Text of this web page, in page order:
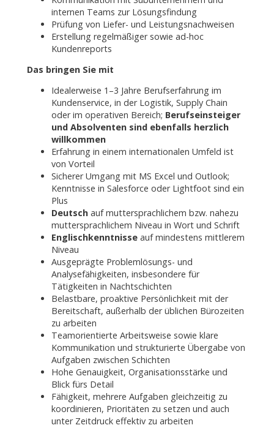
internen Teams zur Lösungsfindung
Prüfung von Liefer- und Leistungsnachweisen
Erstellung regelmäßiger sowie ad-hoc
Kundenreports
Das bringen Sie mit
Idealerweise 1–3 Jahre Berufserfahrung im
Kundenservice, in der Logistik, Supply Chain
oder im operativen Bereich; Berufseinsteiger
und Absolventen sind ebenfalls herzlich
willkommen
Erfahrung in einem internationalen Umfeld ist
von Vorteil
Sicherer Umgang mit MS Excel und Outlook;
Kenntnisse in Salesforce oder Lightfoot sind ein
Plus
Deutschauf muttersprachlichem bzw. nahezu
muttersprachlichem Niveau in Wort und Schrift
Englischkenntnisseauf mindestens mittlerem
Niveau
Ausgeprägte Problemlösungs- und
Analysefähigkeiten, insbesondere für
Tätigkeiten in Nachtschichten
Belastbare, proaktive Persönlichkeit mit der
Bereitschaft, außerhalb der üblichen Bürozeiten
zu arbeiten
Teamorientierte Arbeitsweise sowie klare
Kommunikation und strukturierte Übergabe von
Aufgaben zwischen Schichten
Hohe Genauigkeit, Organisationsstärke und
Blick fürs Detail
Fähigkeit, mehrere Aufgaben gleichzeitig zu
koordinieren, Prioritäten zu setzen und auch
unter Zeitdruck effektiv zu arbeiten